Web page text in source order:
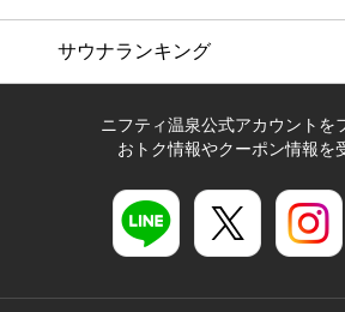
サウナランキング
ニフティ温泉公式アカウントを
おトク情報やクーポン情報を